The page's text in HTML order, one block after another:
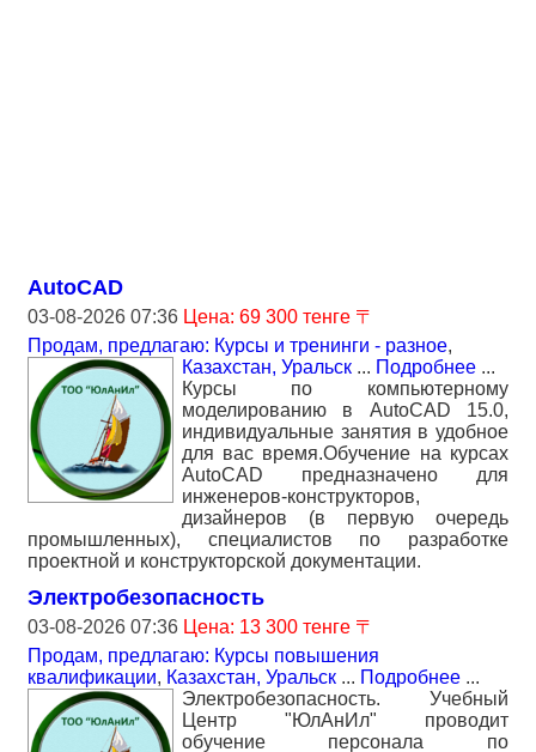
AutoCAD
03-08-2026 07:36 Цена: 69 300 тенге 〒
Продам, предлагаю: Курсы и тренинги - разное,
Казахстан, Уральск ... Подробнее ...
Курсы по компьютерному
моделированию в AutoCAD 15.0,
индивидуальные занятия в удобное
для вас время.Обучение на курсах
AutoCAD предназначено для
инженеров-конструкторов,
дизайнеров (в первую очередь
промышленных), специалистов по разработке
проектной и конструкторской документации.
Электробезопасность
03-08-2026 07:36 Цена: 13 300 тенге 〒
Продам, предлагаю: Курсы повышения
квалификации, Казахстан, Уральск ... Подробнее ...
Электробезопасность. Учебный
Центр "ЮлАнИл" проводит
обучение персонала по